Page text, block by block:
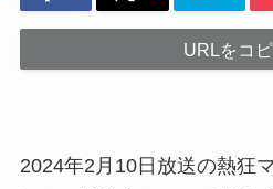
URLをコ
2024年2月10日放送の熱狂